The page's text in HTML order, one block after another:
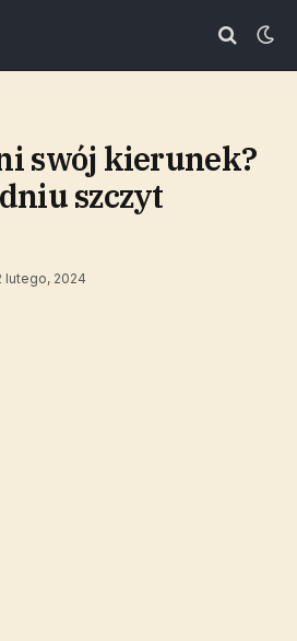
swój kierunek?
szczyt
lutego, 2024